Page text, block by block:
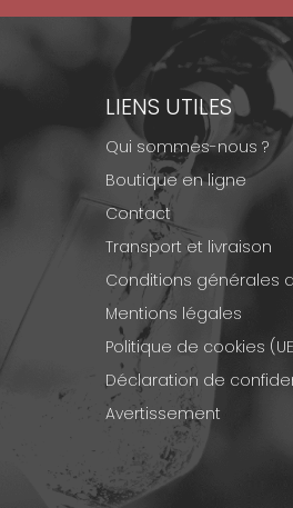
LIENS UTILES
Qui sommes-nous ?
Boutique en ligne
Contact
Transport et livraison
Conditions générales
Mentions légales
Politique de cookies
Déclaration de
Avertissement